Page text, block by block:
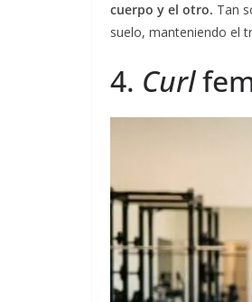
cuerpo y el otro. Tan
suelo, manteniendo el
4. Curl